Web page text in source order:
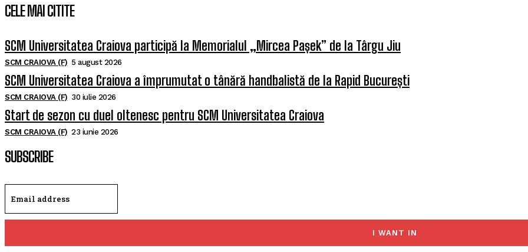
CELE MAI CITITE
SCM Universitatea Craiova participă la Memorialul „Mircea Pașek” de la Târgu Jiu
SCM CRAIOVA (F) 5 august 2026
SCM Universitatea Craiova a împrumutat o tânără handbalistă de la Rapid București
SCM CRAIOVA (F) 30 iulie 2026
Start de sezon cu duel oltenesc pentru SCM Universitatea Craiova
SCM CRAIOVA (F) 23 iunie 2026
SUBSCRIBE
I WANT IN